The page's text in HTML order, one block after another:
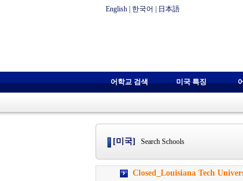
English 한국어 日本語
어학교 검색 미국 특징
[미국] Search Schools
Closed_Louisiana Tech